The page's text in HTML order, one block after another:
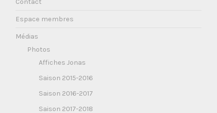
Espace membres
Médias
Photos
Affiches Jonas
Saison 2015-2016
Saison 2016-2017
Saison 2017-2018